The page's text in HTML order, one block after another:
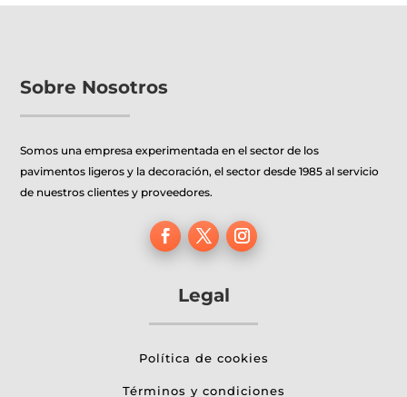
Sobre Nosotros
Somos una empresa experimentada en el sector de los
pavimentos ligeros y la decoración, el sector desde 1985 al servicio
de nuestros clientes y proveedores.
Legal
Política de cookies
Términos y condiciones